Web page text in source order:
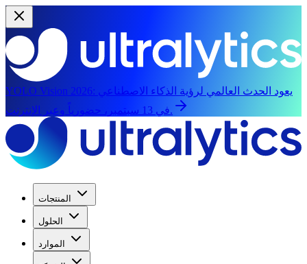
YOLO Vision 2026: يعود الحدث العالمي لرؤية الذكاء الاصطناعي
في 13 سبتمبر، حضورياً وعبر الإنترنت.
المنتجات
الحلول
الموارد